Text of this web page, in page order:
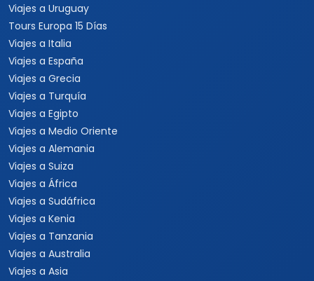
Viajes a Uruguay
Tours Europa 15 Días
Viajes a Italia
Viajes a España
Viajes a Grecia
Viajes a Turquía
Viajes a Egipto
Viajes a Medio Oriente
Viajes a Alemania
Viajes a Suiza
Viajes a África
Viajes a Sudáfrica
Viajes a Kenia
Viajes a Tanzania
Viajes a Australia
Viajes a Asia